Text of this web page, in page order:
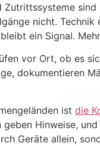
Zutrittssysteme
nicht.
ein Signal.
vor Ort, ob es
dokumentieren
ist die
geben Hinweise,
Geräte allein,